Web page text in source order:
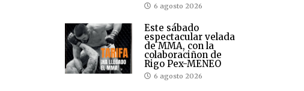
6 agosto 2026
Este sábado
espectacular velada
de MMA, con la
colaboraciñon de
Rigo Pex-MENEO
6 agosto 2026